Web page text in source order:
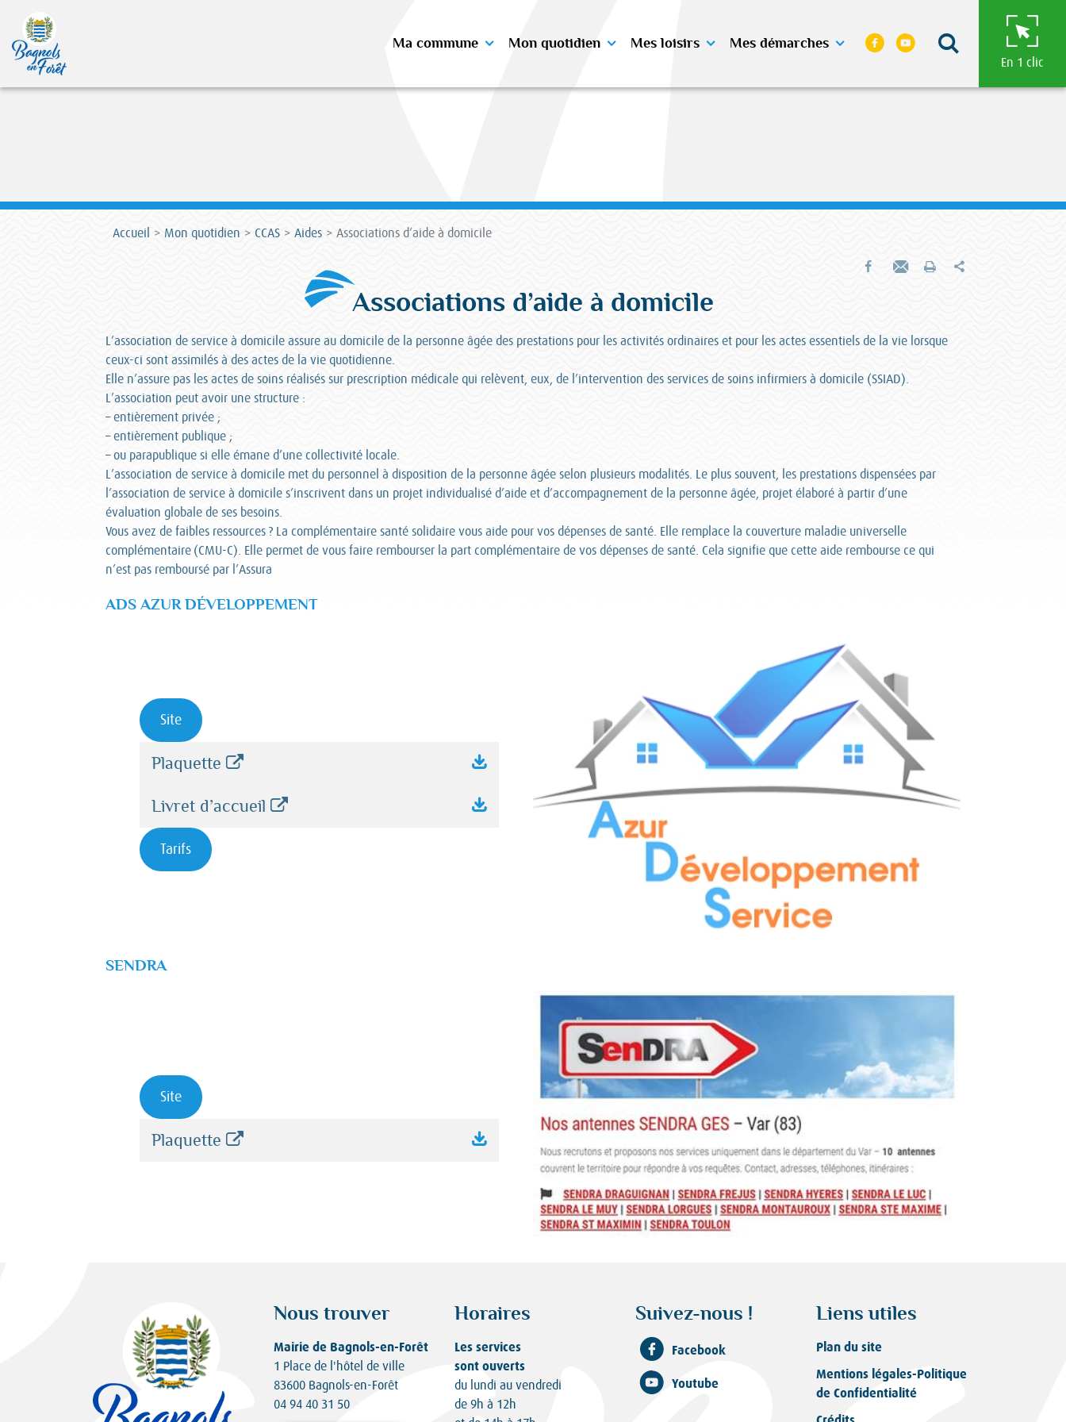
Ma commune Mon quotidien Mes loisirs Mes démarches Facebook
YoutubeMoteur de
En 1 clic
Accueil Mon quotidien CCAS Aides Associations d’aide à domicile
Partager sur Facebook
Envoyer par e-mail
Imprimer
Associations d’aide à domicile
L’association de service à domicile assure au domicile de la personne âgée des prestations pour les activités ordinaires et pour les actes essentiels de la vie lorsque
ceux-ci sont assimilés à des actes de la vie quotidienne.
Elle n’assure pas les actes de soins réalisés sur prescription médicale qui relèvent, eux, de l’intervention des services de soins infirmiers à domicile (SSIAD).
L’association peut avoir une structure :
– entièrement privée ;
– entièrement publique ;
– ou parapublique si elle émane d’une collectivité locale.
L’association de service à domicile met du personnel à disposition de la personne âgée selon plusieurs modalités. Le plus souvent, les prestations dispensées par
l’association de service à domicile s’inscrivent dans un projet individualisé d’aide et d’accompagnement de la personne âgée, projet élaboré à partir d’une
évaluation globale de ses besoins.
Vous avez de faibles ressources ? La complémentaire santé solidaire vous aide pour vos dépenses de santé. Elle remplace la couverture maladie universelle
complémentaire (CMU-C). Elle permet de vous faire rembourser la part complémentaire de vos dépenses de santé. Cela signifie que cette aide rembourse ce qui
n’est pas remboursé par l’Assura
ADS AZUR DÉVELOPPEMENT
Site
Plaquette
Livret d’accueil
Tarifs
SENDRA
Site
Plaquette
Nous trouver
Mairie de Bagnols-en-Forêt
1 Place de l'hôtel de ville
83600 Bagnols-en-Forêt
04 94 40 31 50
Horaires
Les services
sont ouverts
du lundi au vendredi
de 9h à 12h
Suivez-nous !
Facebook
Youtube
Liens utiles
Plan du site
Mentions légales-Politique
de Confidentialité